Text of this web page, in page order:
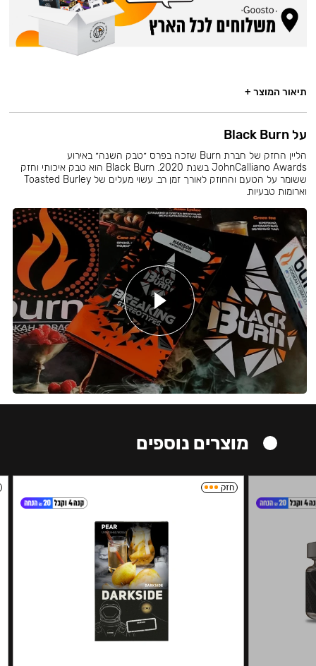
תיאור המוצר +
על Black Burn
הליין החזק של חברת Burn שזכה בפרס ״טבק השנה״ באירוע
JohnCalliano Awards בשנת 2020. Black Burn הוא טבק איכותי וחזק
ששומר על הטעם והחוזק לאורך זמן רב. עשוי מעלים של Toasted Burley
וארומות טבעיות.
מוצרים נוספים
חזק